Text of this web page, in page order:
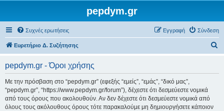
pepdym.gr
Συχνές ερωτήσεις Σύνδεση
Εγγραφή
Ευρετήριο Δ. Συζήτησης
pepdym.gr - Όροι χρήσης
Με την πρόσβαση στο “pepdym.gr” (εφεξής “εμείς”, “εμάς”, “δικό μας”,
“pepdym.gr”, “https://www.pepdym.gr/forum”), δέχεστε ότι δεσμεύεστε νομικά
από τους όρους που ακολουθούν. Αν δεν δέχεστε ότι δεσμεύεστε νομικά από
όλους τους ακόλουθους όρους τότε παρακαλούμε μη δημιουργήσετε κάποιον